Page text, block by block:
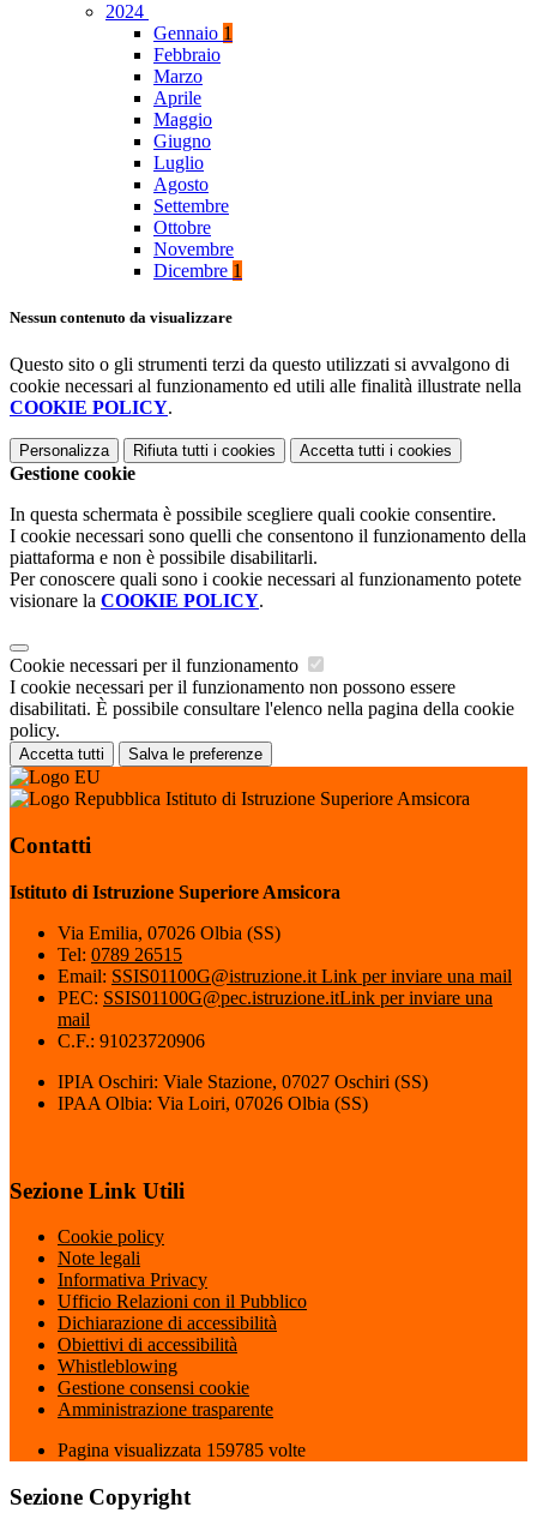
2024
Gennaio 1
Febbraio
Marzo
Aprile
Maggio
Giugno
Luglio
Agosto
Settembre
Ottobre
Novembre
Dicembre 1
Nessun contenuto da visualizzare
Questo sito o gli strumenti terzi da questo utilizzati si avvalgono di
cookie necessari al funzionamento ed utili alle finalità illustrate nella
COOKIE POLICY.
Personalizza Rifiuta tutti i cookies Accetta tutti i cookies
Gestione cookie
In questa schermata è possibile scegliere quali cookie consentire.
I cookie necessari sono quelli che consentono il funzionamento della
piattaforma e non è possibile disabilitarli.
Per conoscere quali sono i cookie necessari al funzionamento potete
visionare la COOKIE POLICY.
Cookie necessari per il funzionamento
I cookie necessari per il funzionamento non possono essere
disabilitati. È possibile consultare l'elenco nella pagina della cookie
policy.
Accetta tutti Salva le preferenze
Istituto di Istruzione Superiore Amsicora
Contatti
Istituto di Istruzione Superiore Amsicora
Via Emilia, 07026 Olbia (SS)
Tel: 0789 26515
Email: SSIS01100G@istruzione.it Link per inviare una mail
PEC: SSIS01100G@pec.istruzione.itLink per inviare una
mail
C.F.: 91023720906
IPIA Oschiri: Viale Stazione, 07027 Oschiri (SS)
IPAA Olbia: Via Loiri, 07026 Olbia (SS)
Sezione Link Utili
Cookie policy
Note legali
Informativa Privacy
Ufficio Relazioni con il Pubblico
Dichiarazione di accessibilità
Obiettivi di accessibilità
Whistleblowing
Gestione consensi cookie
Amministrazione trasparente
Pagina visualizzata 159785 volte
Sezione Copyright